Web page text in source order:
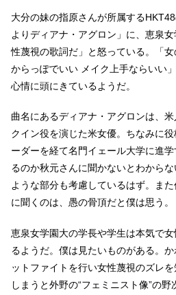
大分の妹の指原さんが所属する
よりディアナ・アグロン」に、恵泉
性蔑視の歌詞だ」と怒っている。「
からっぽでいい メイク上手ならいい
心情に頭にきているようだ。
曲名にあるディアナ・アグロンは、
クイン役を演じた米女優。ちなみに
ーダーを経て名門イェール大学に進
るのか秋元さんに聞かないとわから
ような部分も考慮しているはず。ま
に聞くのは、愚の骨頂だと僕は思う。
恵泉女学園大の学長や学生は本気で
るようだ。僕は見たいものがある。
ットファイトを行い女性蔑視のズレ
しまうと外野の“フェミニスト像”の